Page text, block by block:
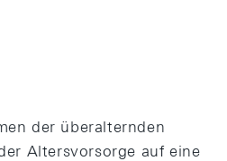
der überalternden
Altersvorsorge auf eine